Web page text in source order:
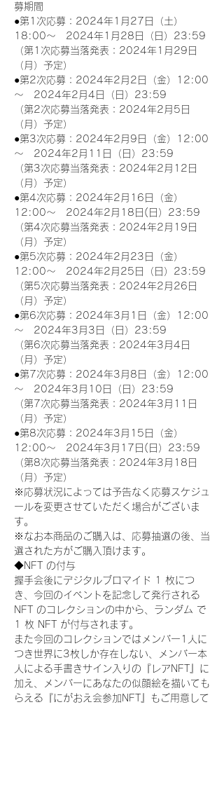
募期間
●第1次応募：2024年1月27日（土）
18:00～　2024年1月28日（日）23:59
（第1次応募当落発表：2024年1月29日
（月）予定）
●第2次応募：2024年2月2日（金）12:00
～　2024年2月4日（日）23:59
（第2次応募当落発表：2024年2月5日
（月）予定）
●第3次応募：2024年2月9日（金）12:00
～　2024年2月11日（日）23:59
（第3次応募当落発表：2024年2月12日
（月）予定）
●第4次応募：2024年2月16日（金）
12:00～　2024年2月18日(日）23:59
（第4次応募当落発表：2024年2月19日
（月）予定）
●第5次応募：2024年2月23日（金）
12:00～　2024年2月25日（日）23:59
（第5次応募当落発表：2024年2月26日
（月）予定）
●第6次応募：2024年3月1日（金）12:00
～　2024年3月3日（日）23:59
（第6次応募当落発表：2024年3月4日
（月）予定）
●第7次応募：2024年3月8日（金）12:00
～　2024年3月10日（日）23:59
（第7次応募当落発表：2024年3月11日
（月）予定）
●第8次応募：2024年3月15日（金）
12:00～　2024年3月17日(日）23:59
（第8次応募当落発表：2024年3月18日
（月）予定）
※応募状況によっては予告なく応募スケジュ
ールを変更させていただく場合がございま
す。
※なお本商品のご購入は、応募抽選の後、当
選された方がご購入頂けます。
◆NFT の付与
握手会後にデジタルブロマイド 1 枚につ
き、今回のイベントを記念して発行される
NFT のコレクションの中から、ランダム で
1 枚 NFT が付与されます。
また今回のコレクションではメンバー1人に
つき世界に3枚しか存在しない、メンバー本
人による手書きサイン入りの『レアNFT』に
加え、メンバーにあなたの似顔絵を描いても
らえる『にがおえ会参加NFT』もご用意して